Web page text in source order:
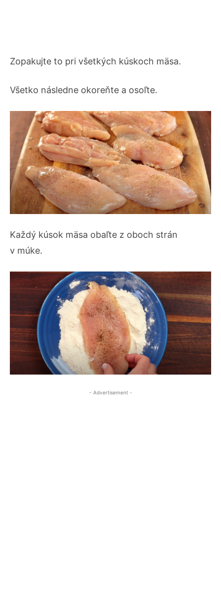
Zopakujte to pri všetkých kúskoch mäsa.
Všetko následne okoreňte a osoľte.
Každý kúsok mäsa obaľte z oboch strán
v múke.
- Advertisement -